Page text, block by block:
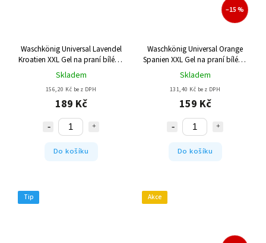
Waschkönig Universal Lavendel
Kroatien XXL Gel na praní bílého
a barevného prádla 110 Pracích
cyklů
Skladem
156,20 Kč bez DPH
189 Kč
Do košíku
–15 %
Waschkönig Universal Orange
Spanien XXL Gel na praní bílého
a barevného prádla 110 Pracích
cyklů
Skladem
131,40 Kč bez DPH
159 Kč
Do košíku
Tip Akce